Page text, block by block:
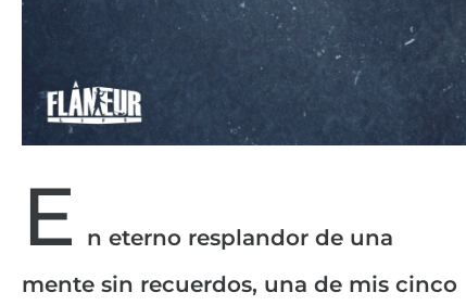
E
n eterno resplandor de una
mente sin recuerdos, una de mis cinco